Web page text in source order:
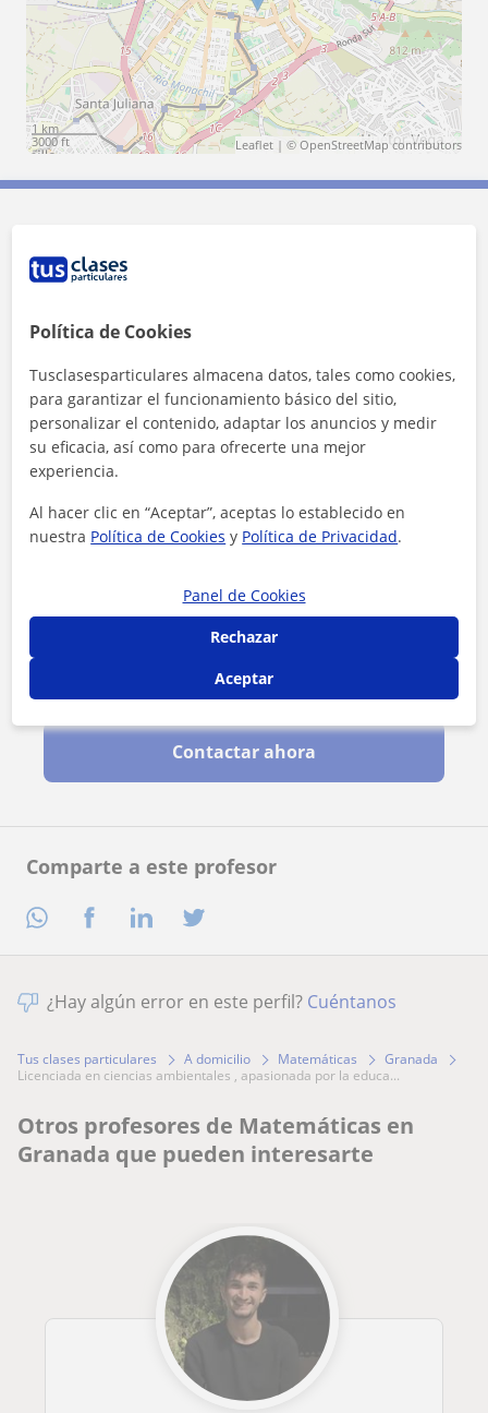
Comparte a este profesor
1 km
3000 ft
Leaflet | © OpenStreetMapcontributors
Al hacer clic, aceptas nuestroaviso legal
Contactar ahora
¿Hay algún error en este perfil? Cuéntanos
Tus clases particulares A domicilio Matemáticas
Granada
licenciada en ciencias ambientales , apasionada por la educa...
Otros profesores de Matemáticas en
Granada que pueden interesarte
Política de Cookies
Tusclasesparticulares almacena datos, tales como cookies,
para garantizar el funcionamiento básico del sitio,
personalizar el contenido, adaptar los anuncios y medir
su eficacia, así como para ofrecerte una mejor
experiencia.
Al hacer clic en “Aceptar”, aceptas lo establecido en
nuestra Política de Cookies y Política de Privacidad.
Panel de Cookies
Rechazar
Aceptar